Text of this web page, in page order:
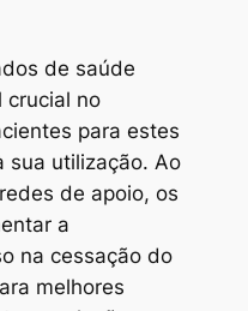
de saúde
crucial no
para estes
sua utilização. Ao
de apoio, os
a
na cessação do
melhores